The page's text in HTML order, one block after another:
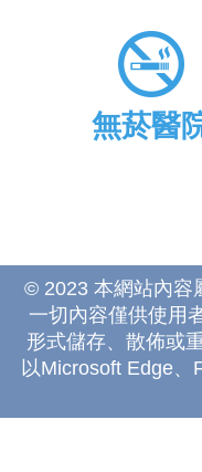
無菸醫
© 2023 本網站內容
一切內容僅供使用
形式儲存、散佈或
以Microsoft Edge